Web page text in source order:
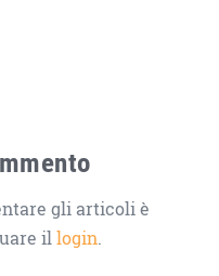
gli articoli è
illogin.